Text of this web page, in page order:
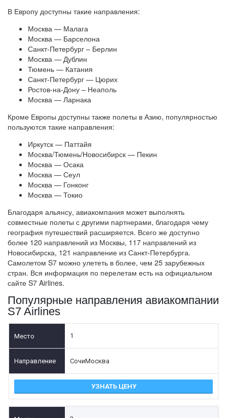
В Европу доступны такие направления:
Москва — Малага
Москва — Барселона
Санкт-Петербург – Берлин
Москва — Дублин
Тюмень — Катания
Санкт-Петербург — Цюрих
Ростов-на-Дону – Неаполь
Москва — Ларнака
Кроме Европы доступны также полеты в Азию, популярностью
пользуются такие направления:
Иркутск — Паттайя
Москва/Тюмень/Новосибирск — Пекин
Москва — Осака
Москва — Сеул
Москва — Гонконг
Москва — Токио
Благодаря альянсу, авиакомпания может выполнять
совместные полеты с другими партнерами, благодаря чему
география путешествий расширяется. Всего же доступно
более 120 направлений из Москвы, 117 направлений из
Новосибирска, 121 направление из Санкт-Петербурга.
Самолетом S7 можно улететь в более, чем 25 зарубежных
стран. Вся информация по перелетам есть на официальном
сайте S7 Airlines.
Популярные направления авиакомпании
S7 Airlines
1
СочиМосква
УЗНАТЬ ЦЕНУ